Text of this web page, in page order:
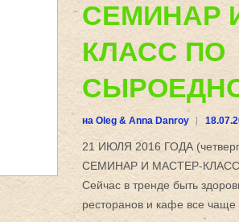
СЕМИНАР
КЛАСС ПО
на Oleg & Anna Danroy
21 ИЮЛЯ 2016 ГОДА
СЕМИНАР И МАСТЕР-
Сейчас в тренде быть
ресторанов и кафе все